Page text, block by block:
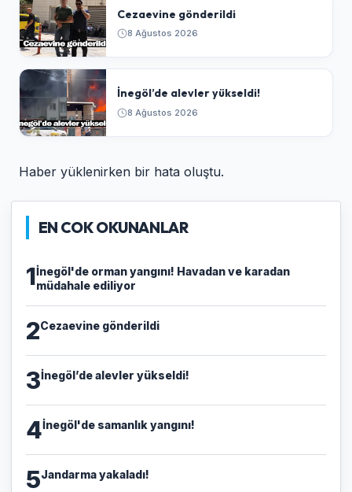
Cezaevine gönderildi
8 Ağustos 2026
İnegöl’de alevler yükseldi!
8 Ağustos 2026
Haber yüklenirken bir hata oluştu.
EN COK OKUNANLAR
1İnegöl'de orman yangını! Havadan ve karadan
müdahale ediliyor
2Cezaevine gönderildi
3İnegöl’de alevler yükseldi!
4İnegöl'de samanlık yangını!
5Jandarma yakaladı!